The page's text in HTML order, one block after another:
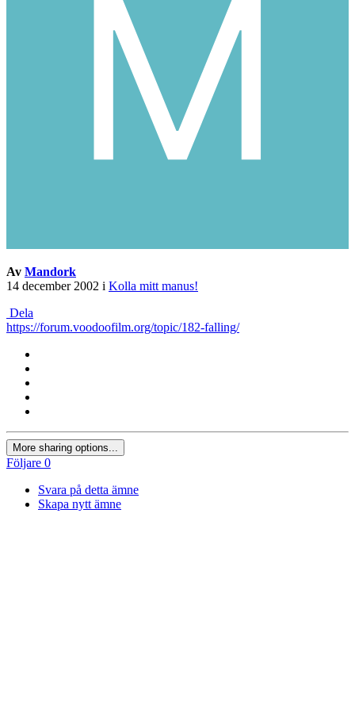
Av Mandork
14 december 2002 i Kolla mitt manus!
Dela
https://forum.voodoofilm.org/topic/182-falling/
More sharing options...
Följare 0
Svara på detta ämne
Skapa nytt ämne